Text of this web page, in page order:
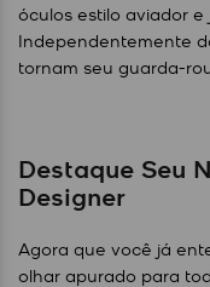
óculos estilo aviador e
Independentemente
tornam seu guarda-
Destaque Seu
Designer
Agora que você já
olhar apurado para